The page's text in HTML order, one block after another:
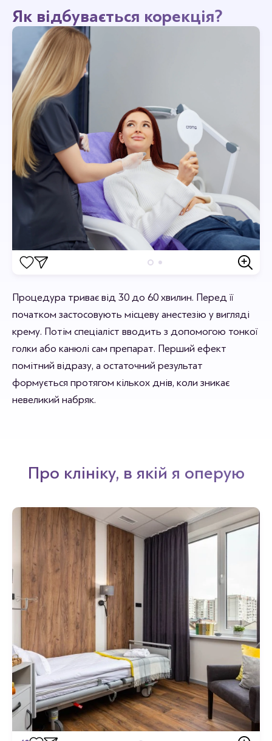
Як відбувається корекція?
Процедура триває від 30 до 60 хвилин. Перед її
початком застосовують місцеву анестезію у вигляді
крему. Потім спеціаліст вводить з допомогою тонкої
голки або канюлі сам препарат. Перший ефект
помітний відразу, а остаточний результат
формується протягом кількох днів, коли зникає
невеликий набряк.
Станьте першим хто залишить відгук.
Про клініку, в якій я оперую